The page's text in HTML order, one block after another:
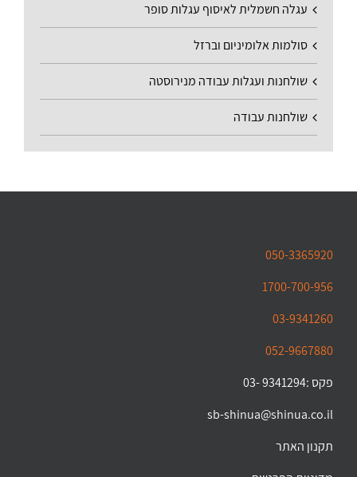
עגלה חשמלית לאיסוף עגלות סופר
סולמות אלומיניום וברזל
שולחנות ועגלות עבודה מנירוסטה
שולחנות עבודה
050-3365920
1700-700-956
03-9341260
052-9667880
פקס :9341294 -03
sb-shinua@shinua.co.il
תקנון האתר